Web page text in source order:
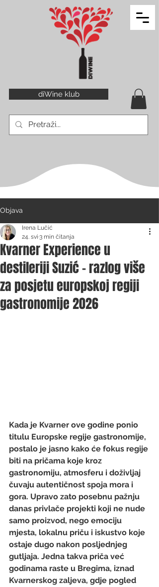
diWine klub
Objava
Kvarner Experience u
destileriji Suzić - razlog više
za posjetu europskoj regiji
gastronomije 2026
Irena Lučić
24. svi 3 min čitanja
Kada je Kvarner ove godine ponio
titulu Europske regije gastronomije,
postalo je jasno kako će fokus regije
biti na pričama koje kroz
gastronomiju, atmosferu i doživljaj
čuvaju autentičnost spoja mora i
gora. Upravo zato posebnu pažnju
danas privlače projekti koji ne nude
samo proizvod, nego emociju
mjesta, lokalnu priču i iskustvo koje
ostaje dugo nakon posljednjeg
gutljaja. Jedna takva priča već
godinama raste u Bregima, iznad
Kvarnerskog zaljeva, gdje pogled